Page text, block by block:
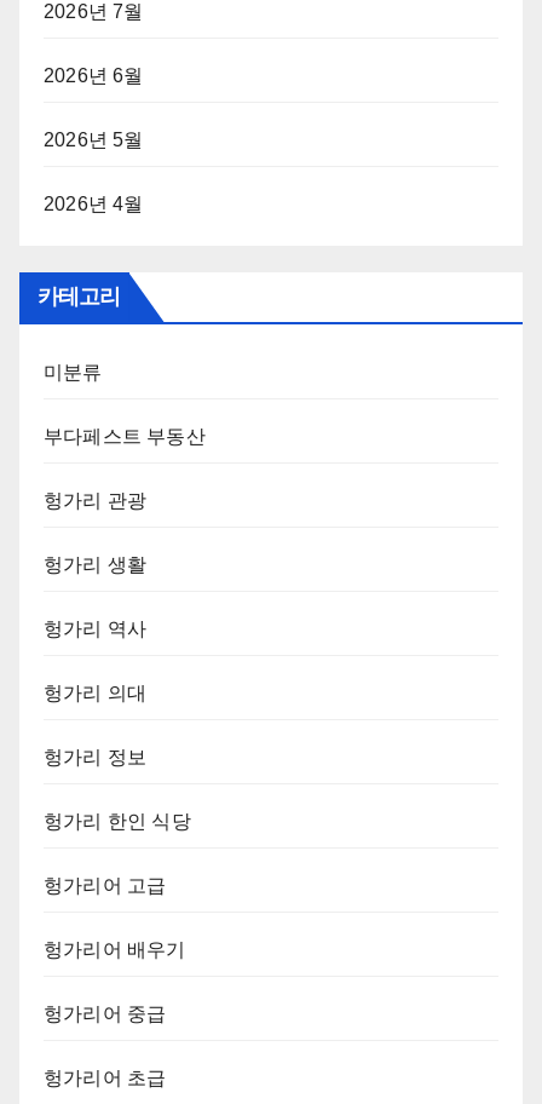
2026년 7월
2026년 6월
2026년 5월
2026년 4월
카테고리
미분류
부다페스트 부동산
헝가리 관광
헝가리 생활
헝가리 역사
헝가리 의대
헝가리 정보
헝가리 한인 식당
헝가리어 고급
헝가리어 배우기
헝가리어 중급
헝가리어 초급